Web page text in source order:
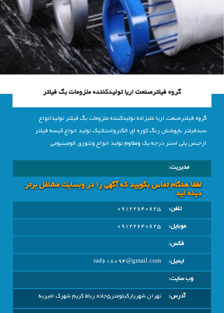
گروه فیلترصنعت اریا تولیدکننده ملزومات بگ فیلتر
گروه فیلترصنعت اریا علیزاده تولیدکننده ملزومات بگ فیلتر تولیدانواع
سبدفیلتر باپوشش رنگ کوره ای الکترواستاتیک تولید انواع کیسه فیلتر
ازجنس پلی استر درجه یک ومقاوم تولید انواع ونتوری الومینیومی
مدیریت:
لطفا هنگام تماس بگویید که آگهی را در وبسايت مشاغل برتر
دیده اید
تلفن:
09122640625
موبایل:
09122640625
فکس:
ایمیل:
rad618094@gmail.com
وب سایت:
آدرس:
تهران شهریارکیلومتر5جاده رباط کریم شهرک امیریه